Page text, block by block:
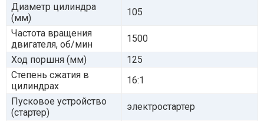
Диаметр цилиндра
(мм)
105
Частота вращения
двигателя, об/мин
1500
Ход поршня (мм)
125
Степень сжатия в
цилиндрах
16:1
Пусковое устройство
(стартер)
электростартер